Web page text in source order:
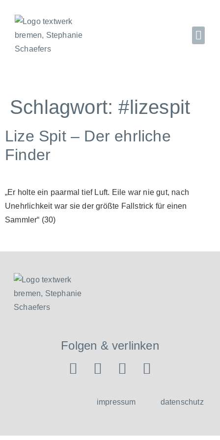
Schlagwort:#lizespit
Lize Spit – Der ehrliche
Finder
„Er holte ein paarmal tief Luft. Eile war nie gut, nach
Unehrlichkeit war sie der größte Fallstrick für einen
Sammler“ (30)
Folgen & verlinken
impressum datenschutz